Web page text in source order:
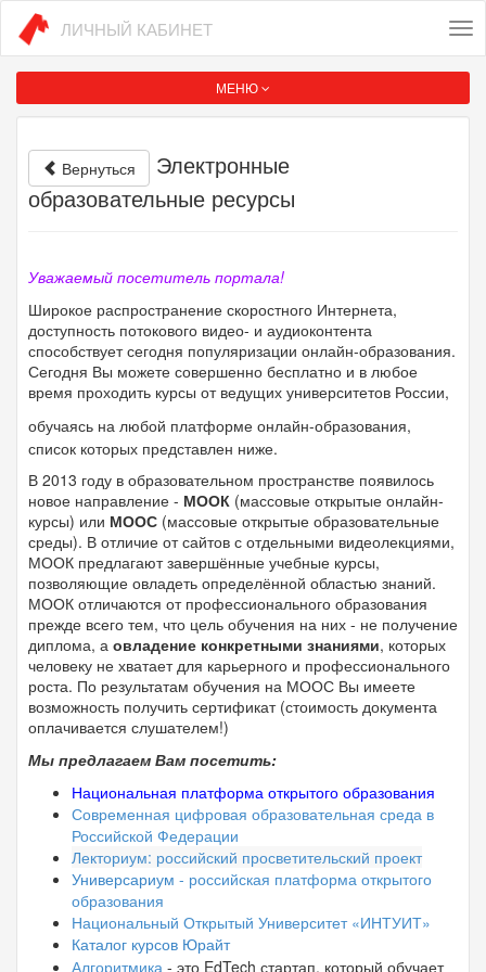
ЛИЧНЫЙ КАБИНЕТ
МЕНЮ
Вернуться
Электронные
образовательные ресурсы
Уважаемый посетитель портала!
Широкое распространение скоростного Интернета,
доступность потокового видео- и аудиоконтента
способствует сегодня популяризации онлайн-образования.
Сегодня Вы можете совершенно бесплатно и в любое
время проходить курсы от ведущих университетов России,
обучаясь на любой платформе онлайн-образования,
список которых представлен ниже.
В 2013 году в образовательном пространстве появилось
новое направление - МООК (массовые открытые онлайн-
курсы) или МООС (массовые открытые образовательные
среды). В отличие от сайтов с отдельными видеолекциями,
МООК предлагают завершённые учебные курсы,
позволяющие овладеть определённой областью знаний.
МООК отличаются от профессионального образования
прежде всего тем, что цель обучения на них - не получение
диплома, а овладение конкретными знаниями, которых
человеку не хватает для карьерного и профессионального
роста. По результатам обучения на МООС Вы имеете
возможность получить сертификат (стоимость документа
оплачивается слушателем!)
Мы предлагаем Вам посетить:
Национальная платформа открытого образования
Современная цифровая образовательная среда в
Российской Федерации
Лекториум: российский просветительский проект
Универсариум - российская платформа открытого
образования
Национальный Открытый Университет «ИНТУИТ»
Каталог курсов Юрайт
Алгоритмика - это EdTech стартап, который обучает